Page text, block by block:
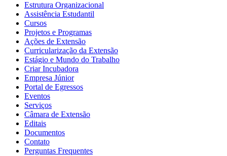
Estrutura Organizacional
Assistência Estudantil
Cursos
Projetos e Programas
Ações de Extensão
Curricularização da Extensão
Estágio e Mundo do Trabalho
Criar Incubadora
Empresa Júnior
Portal de Egressos
Eventos
Serviços
Câmara de Extensão
Editais
Documentos
Contato
Perguntas Frequentes